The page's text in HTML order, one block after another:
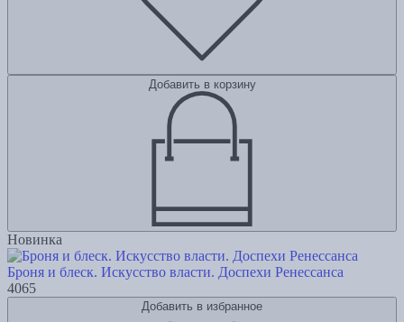
Добавить в корзину
Новинка
Броня и блеск. Искусство власти. Доспехи Ренессанса
4065
Добавить в избранное